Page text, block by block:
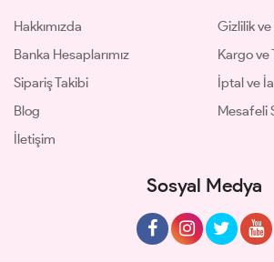
Hakkımızda
Banka Hesaplarımız
Sipariş Takibi
Blog
İletişim
Gizlilik
Kargo ve
İptal ve
Mesafeli
Sosyal Medya